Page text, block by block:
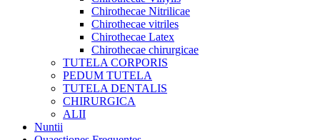
Chirothecae Nitrilicae
Chirothecae vitriles
Chirothecae Latex
Chirothecae chirurgicae
TUTELA CORPORIS
PEDUM TUTELA
TUTELA DENTALIS
CHIRURGICA
ALII
Nuntii